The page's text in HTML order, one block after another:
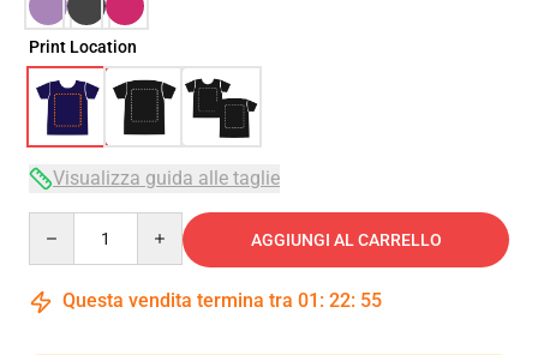
Print Location
Visualizza guida alle taglie
AGGIUNGI AL CARRELLO
Questa vendita termina tra 01 : 22: 54